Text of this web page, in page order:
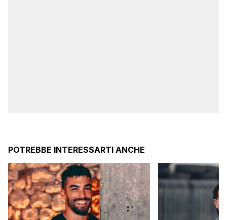
POTREBBE INTERESSARTI ANCHE